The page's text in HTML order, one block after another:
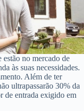
no mercado de
às suas necessidades.
Além de ter
ultrapassarão 30% da
de entrada exigido em